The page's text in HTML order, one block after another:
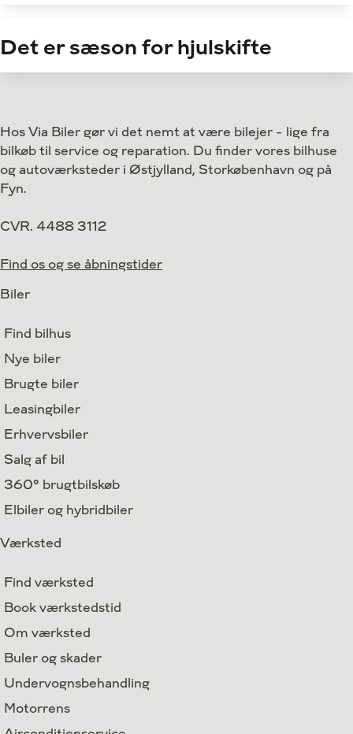
Det er sæson for hjulskifte
Hos Via Biler gør vi det nemt at være bilejer - lige fra
bilkøb til service og reparation. Du finder vores bilhuse
og autoværksteder i Østjylland, Storkøbenhavn og på
Fyn.
CVR. 4488 3112
Find os og se åbningstider
Biler
Find bilhus
Nye biler
Brugte biler
Leasingbiler
Erhvervsbiler
Salg af bil
360° brugtbilskøb
Elbiler og hybridbiler
Værksted
Find værksted
Book værkstedstid
Om værksted
Buler og skader
Undervognsbehandling
Motorrens